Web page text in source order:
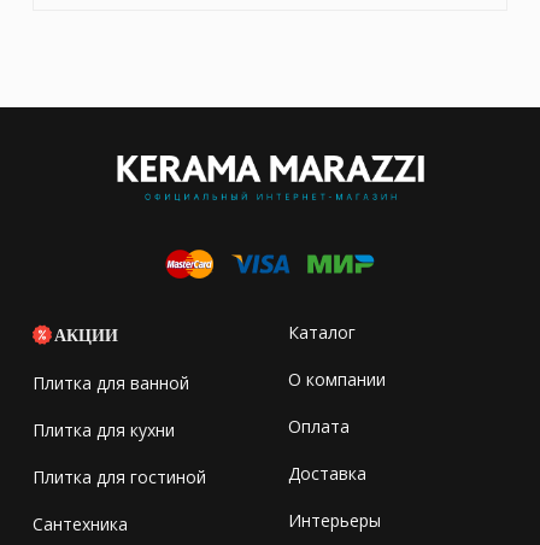
АКЦИИ
Плитка для ванной
Плитка для кухни
Плитка для гостиной
Сантехника
Каталог
О компании
Оплата
Доставка
Интерьеры